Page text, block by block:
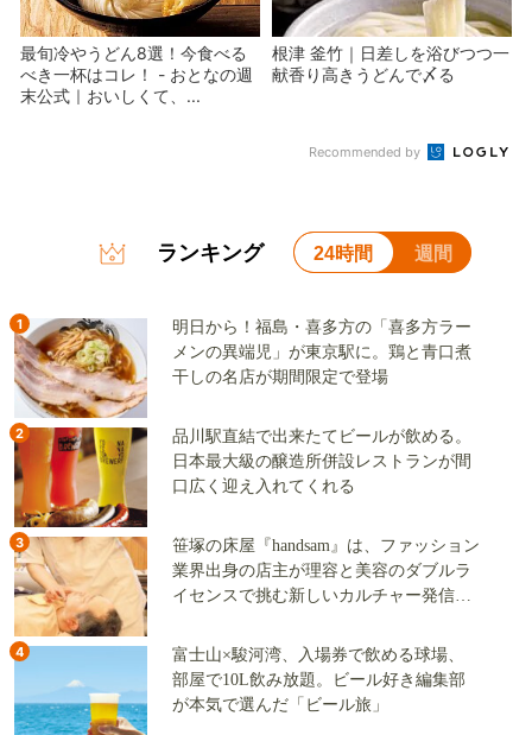
最旬冷やうどん8選！今食べる
べき一杯はコレ！ - おとなの週
末公式｜おいしくて、...
根津 釜竹｜日差しを浴びつつ一
献香り高きうどんで〆る
Recommended by
ランキング 24時間 週間
1
明日から！福島・喜多方の「喜多方ラー
メンの異端児」が東京駅に。鶏と青口煮
干しの名店が期間限定で登場
2
品川駅直結で出来たてビールが飲める。
日本最大級の醸造所併設レストランが間
口広く迎え入れてくれる
3
笹塚の床屋『handsam』は、ファッション
業界出身の店主が理容と美容のダブルラ
イセンスで挑む新しいカルチャー発信基
4
富士山×駿河湾、入場券で飲める球場、
部屋で10L飲み放題。ビール好き編集部
が本気で選んだ「ビール旅」